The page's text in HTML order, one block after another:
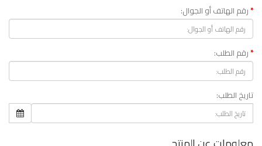
رقم الهاتف أو الجوال:
رقم الطلب:
تاريخ الطلب: